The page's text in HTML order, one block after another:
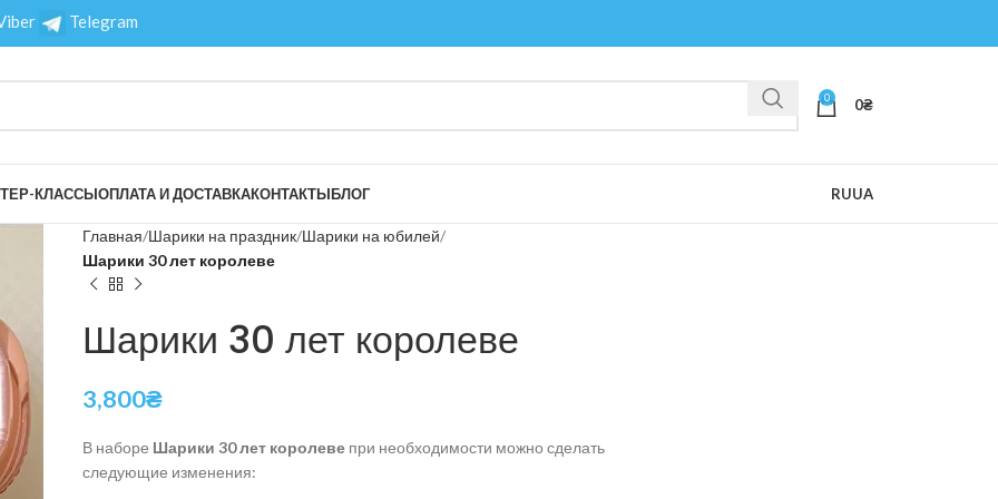
Telegram
0 0₴
КЛАССЫОПЛАТА И ДОСТАВКАКОНТАКТЫБЛОГ RUUA
Главная Шарики на праздник Шарики на юбилей
Шарики 30 лет королеве
Шарики 30 лет королеве
3,800₴
В наборе Шарики 30 лет королевепри необходимости можно сделать
следующие изменения: